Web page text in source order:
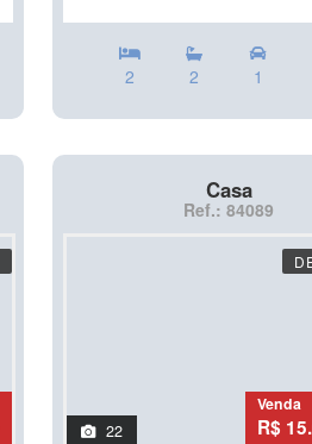
2 2 1
Casa
Ref.: 84089
22
Venda
R$